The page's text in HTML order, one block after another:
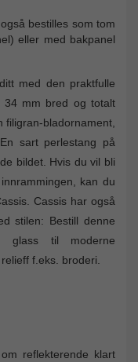
bestilles som tom
eller med bakpanel
med den praktfulle
34 mm bred og totalt
bladornament,
sart perlestang på
bildet. Hvis du vil bli
kan du
Cassis har også
stilen: Bestill denne
glass til moderne
f.eks. broderi.
reflekterende klart